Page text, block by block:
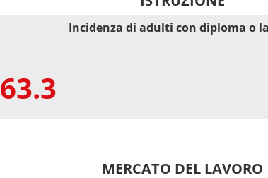
63.3
Incidenza di adulti con diploma o
MERCATO DEL LAVORO